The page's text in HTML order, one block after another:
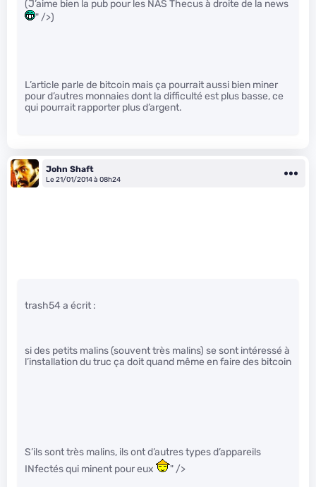
(J’aime bien la pub pour les NAS Thecus à droite de la news
" />)
L’article parle de bitcoin mais ça pourrait aussi bien miner
pour d’autres monnaies dont la difficulté est plus basse, ce
qui pourrait rapporter plus d’argent.
John Shaft
Le 21/01/2014 à 08h24
trash54 a écrit :
si des petits malins (souvent très malins) se sont intéressé à
l’installation du truc ça doit quand même en faire des bitcoin
S’ils sont très malins, ils ont d’autres types d’appareils
INfectés qui minent pour eux
" />